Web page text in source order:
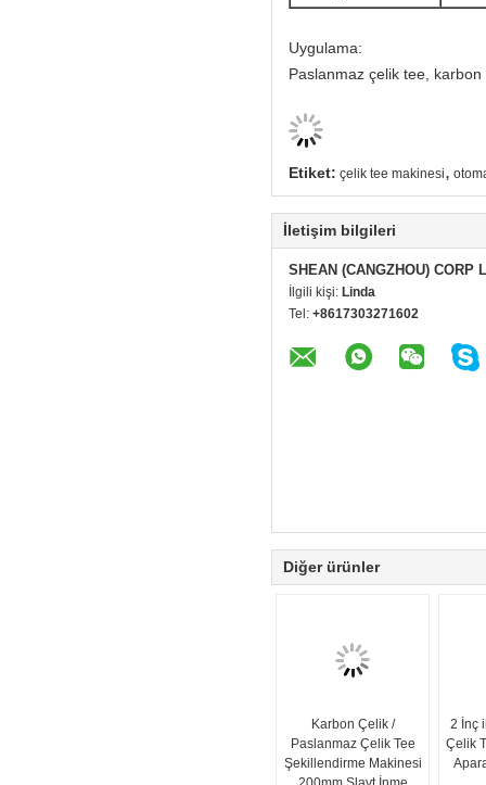
Uygulama:
Paslanmaz çelik tee,
Etiket: çelik tee makinesi,
İletişim bilgileri
SHEAN (CANGZHOU) CORP
İlgili kişi: Linda
Tel: +8617303271602
Diğer ürünler
Karbon Çelik /
Paslanmaz Çelik Tee
Şekillendirme Makinesi
2 İnç
Çelik